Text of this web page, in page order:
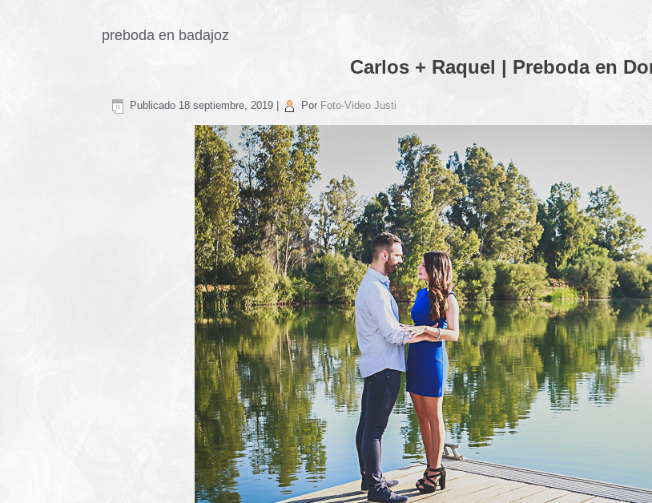
preboda en badajoz
Carlos + Raquel | Preboda en
Publicado 18 septiembre, 2019 Por Foto-Video Justi